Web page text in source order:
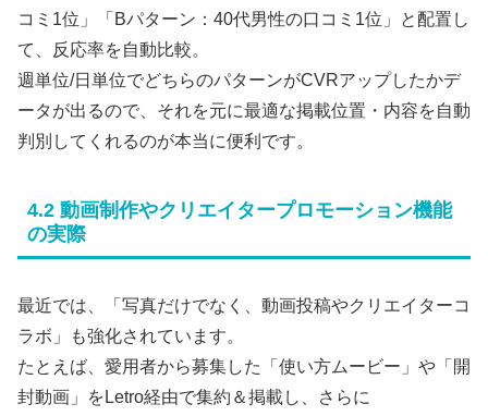
コミ1位」「Bパターン：40代男性の口コミ1位」と配置し
て、反応率を自動比較。
週単位/日単位でどちらのパターンがCVRアップしたかデ
ータが出るので、それを元に最適な掲載位置・内容を自動
判別してくれるのが本当に便利です。
4.2 動画制作やクリエイタープロモーション機能
の実際
最近では、「写真だけでなく、動画投稿やクリエイターコ
ラボ」も強化されています。
たとえば、愛用者から募集した「使い方ムービー」や「開
封動画」をLetro経由で集約＆掲載し、さらに